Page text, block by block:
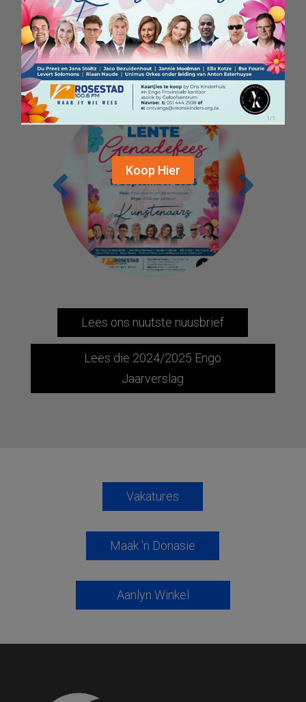
ONS PROJEKTE
Lees ons nuutste nuusbrief
Lees die 2024/2025 Engo
Jaarverslag
Vakatures
Maak 'n Donasie
Aanlyn Winkel
Koop Hier